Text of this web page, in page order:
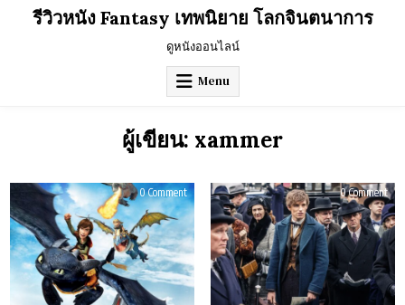
รีวิวหนัง Fantasy เทพนิยาย โลกจินตนาการ
ดูหนังออนไลน์
Menu
ผู้เขียน: xammer
0 Commenton
รีวิว
How
Train
Your
Dragon
(2010)
อภิ
นิ
หาร
0 Commenton
รีวิว
and
to
Find